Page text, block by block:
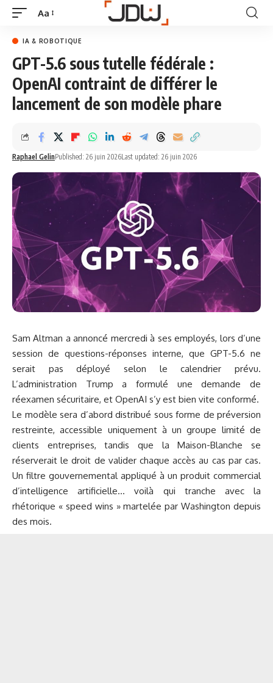
Aa
IA & ROBOTIQUE
GPT-5.6 sous tutelle fédérale :
OpenAI contraint de différer le
lancement de son modèle phare
Raphael GelinPublished: 26 juin 2026Last updated: 26 juin 2026
Sam Altman a annoncé mercredi à ses employés, lors d’une
session de questions-réponses interne, que GPT-5.6 ne
serait pas déployé selon le calendrier prévu.
L’administration Trump a formulé une demande de
réexamen sécuritaire, et OpenAI s’y est bien vite conformé.
Le modèle sera d’abord distribué sous forme de préversion
restreinte, accessible uniquement à un groupe limité de
clients entreprises, tandis que la Maison-Blanche se
réserverait le droit de valider chaque accès au cas par cas.
Un filtre gouvernemental appliqué à un produit commercial
d’intelligence artificielle… voilà qui tranche avec la
rhétorique « speed wins » martelée par Washington depuis
des mois.